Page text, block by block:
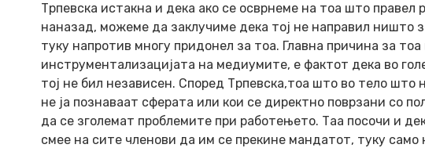
Трпевска истакна и дека ако се осврнеме на тоа што правел
наназад, можеме да заклучиме дека тој не направил ништо
туку напротив многу придонел за тоа. Главна причина за
инструментализацијата на медиумите, е фактот дека во
тој не бил независен. Според Трпевска,тоа што во тело што
не ја познаваат сферата или кои се директно поврзани со
да се зголемат проблемите при работењето. Таа посочи и
смее на сите членови да им се прекине мандатот, туку